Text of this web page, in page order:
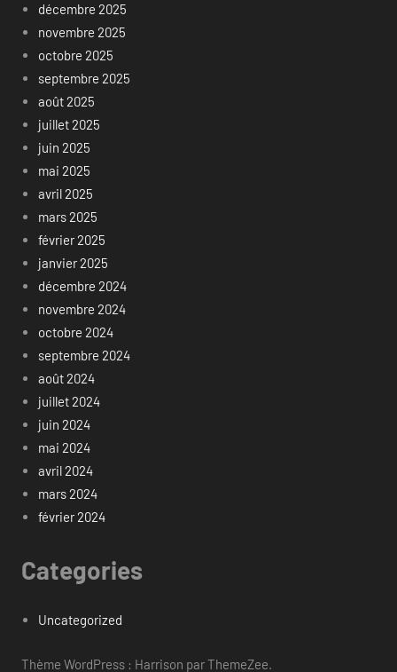
décembre 2025
novembre 2025
octobre 2025
septembre 2025
août 2025
juillet 2025
juin 2025
mai 2025
avril 2025
mars 2025
février 2025
janvier 2025
décembre 2024
novembre 2024
octobre 2024
septembre 2024
août 2024
juillet 2024
juin 2024
mai 2024
avril 2024
mars 2024
février 2024
Categories
Uncategorized
Thème WordPress : Harrison par ThemeZee.